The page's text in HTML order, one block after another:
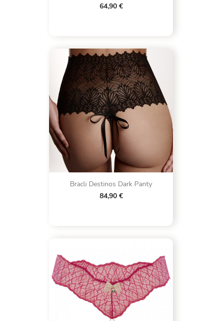
64,90 €
Bracli Destinos Dark Panty
84,90 €